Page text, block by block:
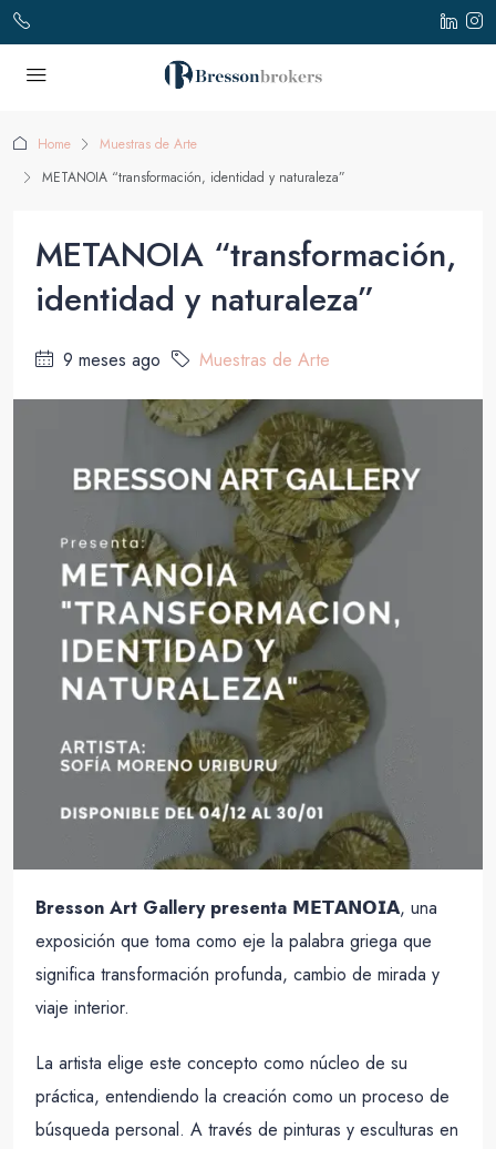
Home
Muestras de Arte
METANOIA “transformación, identidad y naturaleza”
METANOIA “transformación,
identidad y naturaleza”
9 meses ago Muestras de Arte
Bresson Art Gallery presenta 𝗠𝗘𝗧𝗔𝗡𝗢𝗜𝗔, una
exposición que toma como eje la palabra griega que
significa transformación profunda, cambio de mirada y
viaje interior.
La artista elige este concepto como núcleo de su
práctica, entendiendo la creación como un proceso de
búsqueda personal. A través de pinturas y esculturas en